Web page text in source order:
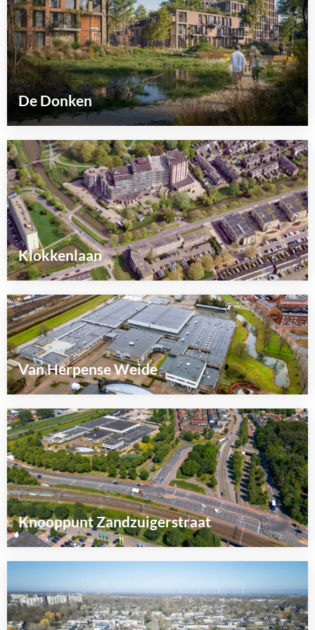
De Donken
meer
over
Klokkenlaan
meer
over
Van Herpense Weide
meer
over
Knooppunt Zandzuigerstraat
over